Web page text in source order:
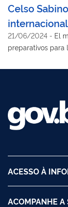
Celso
21/06/2024 - El
preparativos para
hotelero y el
ACESSO À
ACOMPANHE A